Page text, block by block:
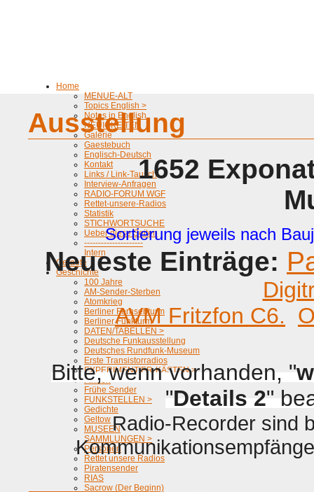
Home
MENUE-ALT
Topics English >
Notes in English
NEUIGKEITEN
Galerie
Gaestebuch
Englisch-Deutsch
Kontakt
Links / Link-Tausch
Interview-Anfragen
RADIO-FORUM WGF
Rettet-unsere-Radios
Statistik
STICHWORTSUCHE
Ueber diese Seiten
---------------------
Intern
Geraete
Geschichte
100 Jahre
AM-Sender-Sterben
Atomkrieg
Berliner Fernsehturm
Berliner Funkturm
DATEN/TABELLEN >
Deutsche Funkausstellung
Deutsches Rundfunk-Museum
Erste Transistorradios
EXPERIMENTIER-KÄSTEN >
Firmen
Frühe Sender
FUNKSTELLEN >
Gedichte
Geltow
MUSEEN
SAMMLUNGEN >
Personen
Rettet unsere Radios
Piratensender
RIAS
Sacrow (Der Beginn)
Ausstellung
1652
Sortierung jeweils nach
Neueste Einträge:
AVM Fritzfon C6.
Bitte, wenn vorhanden, "
"Details 2"
Radio-Recorder sind